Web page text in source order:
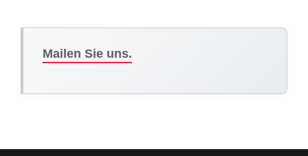
Mailen Sie uns.